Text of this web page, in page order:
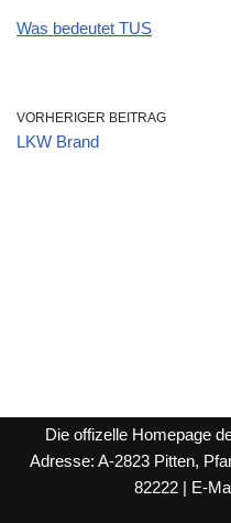
Was bedeutet TUS
VORHERIGER BEITRAG
LKW Brand
Die offizelle Homepage
Adresse: A-2823 Pitten,
82222 | E-